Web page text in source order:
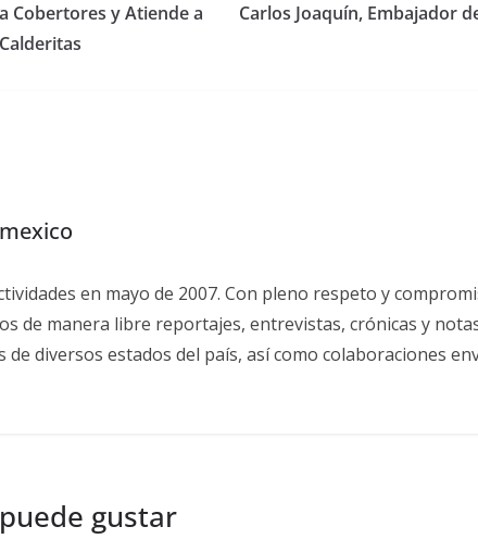
Cobertores y Atiende a
Carlos Joaquín, Embajador
en mayo de 2007. Con pleno respeto y
de manera libre reportajes, entrevistas, crónicas y
diversos estados del país, así como colaboraciones
gustar